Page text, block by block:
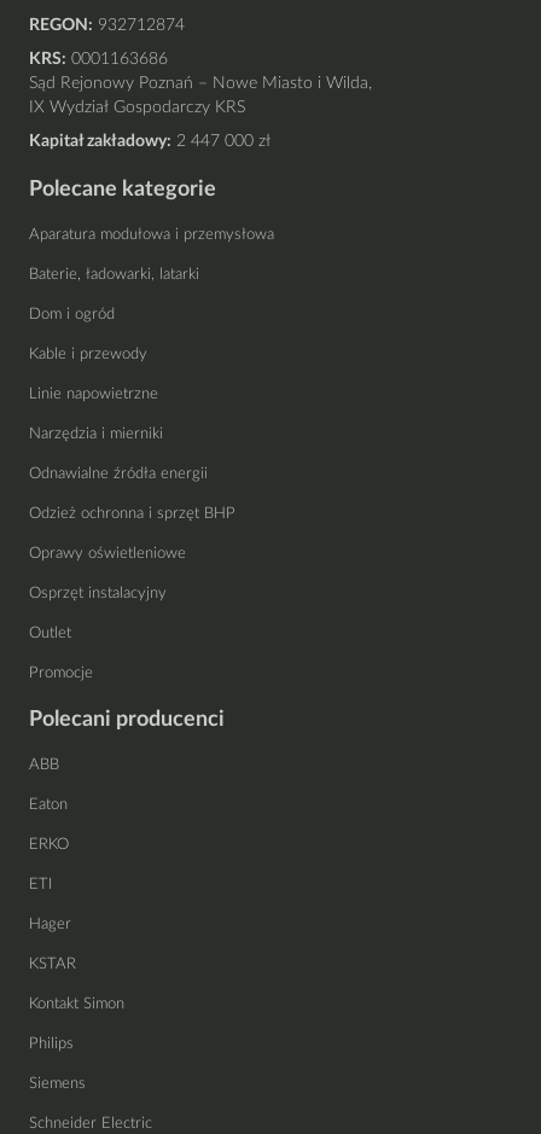
REGON: 932712874
KRS: 0001163686
Sąd Rejonowy Poznań – Nowe Miasto i Wilda,
IX Wydział Gospodarczy KRS
Kapitał zakładowy: 2 447 000 zł
Polecane kategorie
Aparatura modułowa i przemysłowa
Baterie, ładowarki, latarki
Dom i ogród
Kable i przewody
Linie napowietrzne
Narzędzia i mierniki
Odnawialne źródła energii
Odzież ochronna i sprzęt BHP
Oprawy oświetleniowe
Osprzęt instalacyjny
Outlet
Promocje
Polecani producenci
ABB
Eaton
ERKO
ETI
Hager
KSTAR
Kontakt Simon
Philips
Siemens
Schneider Electric